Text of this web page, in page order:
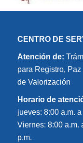
CENTRO DE
Atención de:
para Registro,
de Valorización
Horario de
jueves: 8:00 a.m.
Viernes: 8:00 a.m.
p.m.